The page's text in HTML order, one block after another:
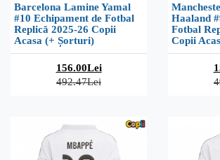
Barcelona Lamine Yamal
#10 Echipament de Fotbal
Replică 2025-26 Copii
Acasa (+ Șorturi)
156.00Lei
492.47Lei
Haaland
Fotbal
Copii